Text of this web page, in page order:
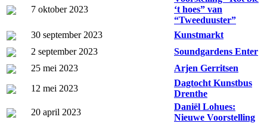
7 oktober 2023
‘t hoes” van
“Tweeduuster”
30 september 2023
Kunstmarkt
2 september 2023
Soundgardens Enter
25 mei 2023
Arjen Gerritsen
12 mei 2023
Dagtocht Kunstbus
Drenthe
20 april 2023
Daniël Lohues:
Nieuwe Voorstelling